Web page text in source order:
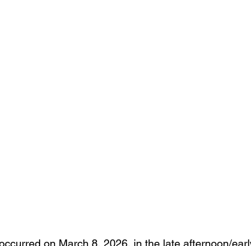
on March 8, 2026, in the late afternoon/